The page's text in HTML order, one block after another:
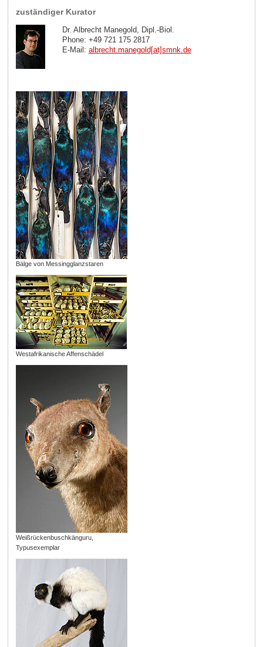
zuständiger Kurator
Dr. Albrecht Manegold, Dipl.-Biol.
Phone: +49 721 175 2817
E-Mail: albrecht.manegold[at]smnk.de
Bälge von Messingglanzstaren
Westafrikanische Affenschädel
Weißrückenbuschkänguru,
Typusexemplar